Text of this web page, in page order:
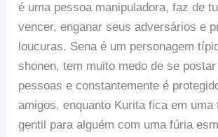
é uma pessoa manipuladora, faz de
vencer, enganar seus adversários e
loucuras. Sena é um personagem
shonen, tem muito medo de se
pessoas e constantemente é
amigos, enquanto Kurita fica em uma
gentil para alguém com uma fúria